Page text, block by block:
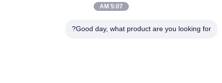
5:07 AM
Good day, what product are you looking for?